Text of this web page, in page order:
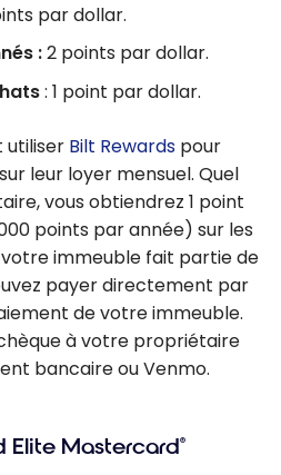
par dollar.
:2 points par dollar.
: 1 point par dollar.
utiliser Bilt Rewards pour
leur loyer mensuel. Quel
vous obtiendrez 1 point
points par année) sur les
immeuble fait partie de
payer directement par
de votre immeuble.
à votre propriétaire
bancaire ou Venmo.
Elite Mastercard®